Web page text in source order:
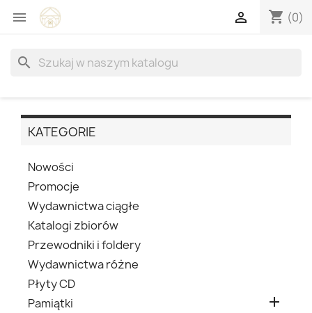
 shopping_cart (0)

search
KATEGORIE
Nowości
Promocje
Wydawnictwa ciągłe
Katalogi zbiorów
Przewodniki i foldery
Wydawnictwa różne
Płyty CD
Pamiątki
